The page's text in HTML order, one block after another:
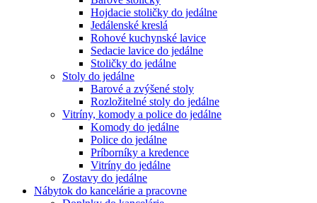
Hojdacie stoličky do jedálne
Jedálenské kreslá
Rohové kuchynské lavice
Sedacie lavice do jedálne
Stoličky do jedálne
Stoly do jedálne
Barové a zvýšené stoly
Rozložitelné stoly do jedálne
Vitríny, komody a police do jedálne
Komody do jedálne
Police do jedálne
Príborníky a kredence
Vitríny do jedálne
Zostavy do jedálne
Nábytok do kancelárie a pracovne